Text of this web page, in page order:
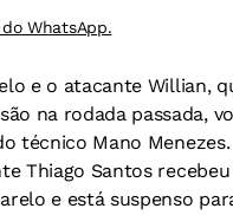
WhatsApp.
e o atacante Willian,
na rodada passada,
técnico Mano Menezes.
Thiago Santos
e está suspenso